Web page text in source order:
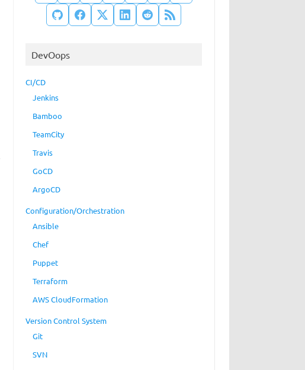
DevOops
CI/CD
Jenkins
Bamboo
TeamCity
Travis
GoCD
ArgoCD
Configuration/Orchestration
Ansible
Chef
Puppet
Terraform
AWS CloudFormation
Version Control System
Git
SVN